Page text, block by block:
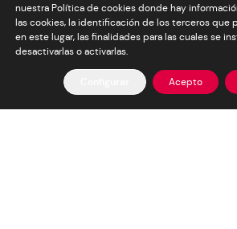
nuestra Política de cookies donde hay
las cookies, la identificación de los terceros que
en este lugar, las finalidades para las cuales se
desactivarlas o activarlas.
Acepto